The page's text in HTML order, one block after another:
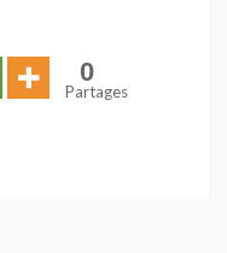
0
Partages